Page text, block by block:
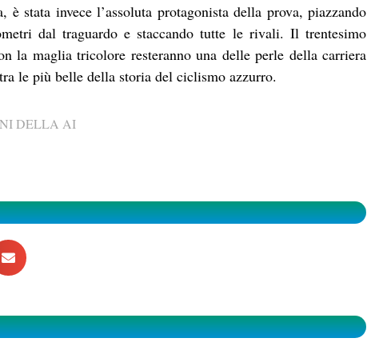
stata invece l’assoluta protagonista della prova, piazzando
dal traguardo e staccando tutte le rivali. Il trentesimo
la maglia tricolore resteranno una delle perle della carriera
le più belle della storia del ciclismo azzurro.
DELLA AI